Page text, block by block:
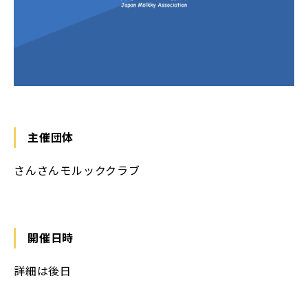
主催団体
さんさんモルッククラブ
開催日時
詳細は後日